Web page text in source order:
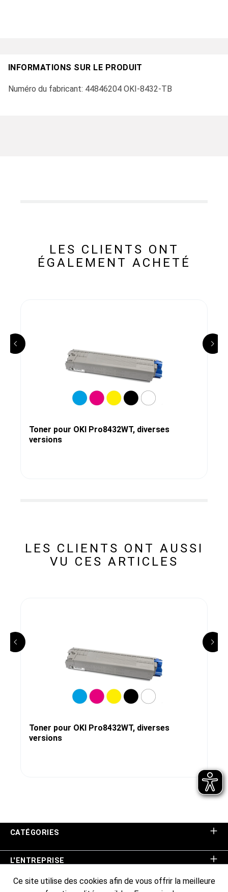
INFORMATIONS SUR LE PRODUIT
Numéro du fabricant: 44846204 OKI-8432-TB
LES CLIENTS ONT
ÉGALEMENT ACHETÉ
Toner pour OKI Pro8432WT, diverses
versions
LES CLIENTS ONT AUSSI
VU CES ARTICLES
Toner pour OKI Pro8432WT, diverses
versions
CATÉGORIES
L'ENTREPRISE
ASSISTANCE BOUTIQUE
Ce site utilise des cookies afin de vous offrir la meilleure